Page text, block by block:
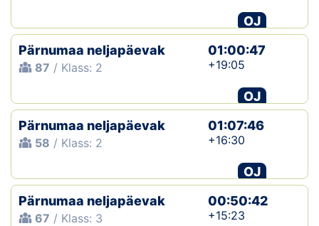
OJ
Pärnumaa neljapäevak
87 / Klass: 2
01:00:47
+19:05
OJ
Pärnumaa neljapäevak
58 / Klass: 2
01:07:46
+16:30
OJ
Pärnumaa neljapäevak
67 / Klass: 3
00:50:42
+15:23